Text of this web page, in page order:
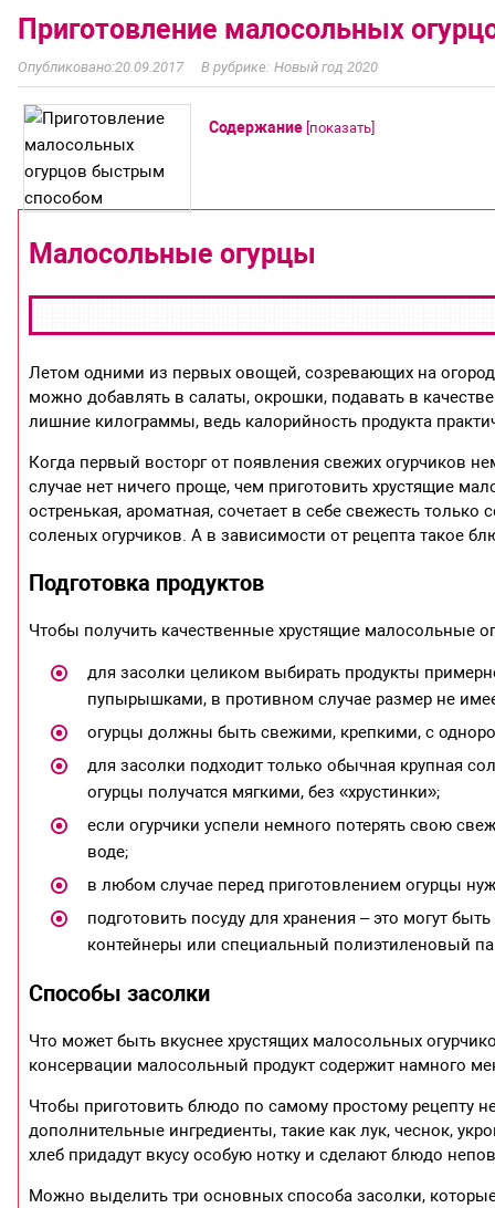
Приготовление малосольных
20.09.2017 Новый год 2020
Содержание [показать]
Малосольные огурцы
Летом одними из первых овощей, созревающих на
можно добавлять в салаты, окрошки, подавать в
лишние килограммы, ведь калорийность продукта
Когда первый восторг от появления свежих огурчиков
случае нет ничего проще, чем приготовить хрустящие
остренькая, ароматная, сочетает в себе свежесть
соленых огурчиков. А в зависимости от рецепта такое
Подготовка продуктов
Чтобы получить качественные хрустящие малосольные
для засолки целиком выбирать продукты
пупырышками, в противном случае размер не
огурцы должны быть свежими, крепкими, с
для засолки подходит только обычная крупная
огурцы получатся мягкими, без «хрустинки»;
если огурчики успели немного потерять свою
воде;
в любом случае перед приготовлением огурцы
подготовить посуду для хранения – это могут
контейнеры или специальный полиэтиленовый
Способы засолки
Что может быть вкуснее хрустящих малосольных
консервации малосольный продукт содержит намного
Чтобы приготовить блюдо по самому простому рецепту
дополнительные ингредиенты, такие как лук, чеснок,
хлеб придадут вкусу особую нотку и сделают блюдо
Можно выделить три основных способа засолки,